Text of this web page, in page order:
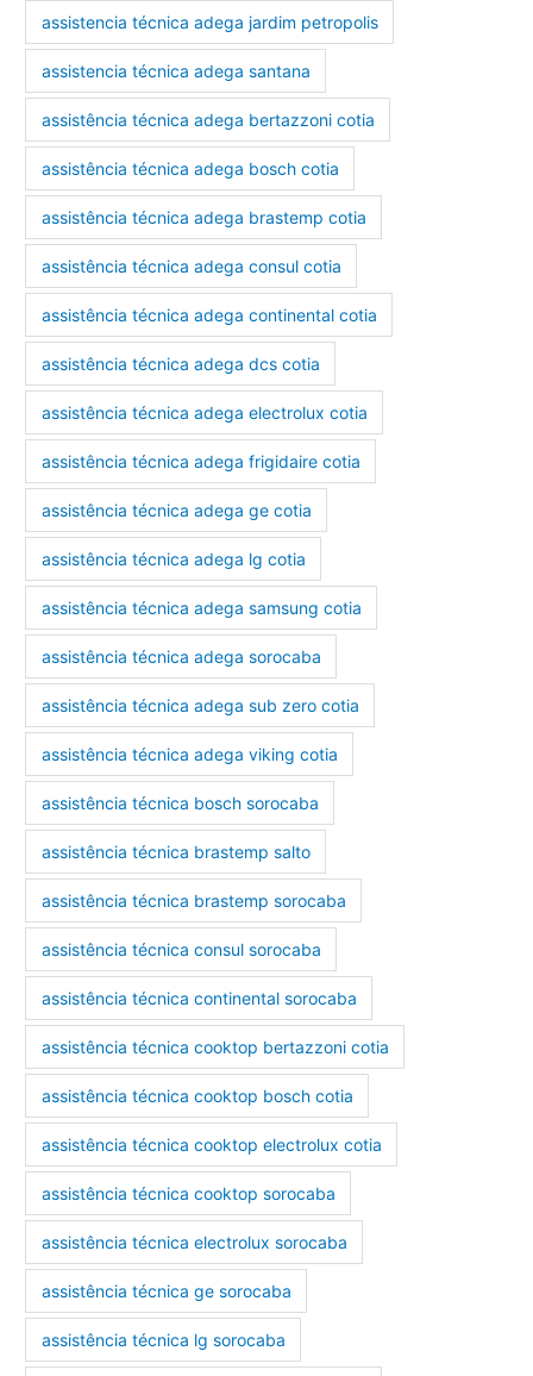
assistencia técnica adega jardim petropolis
assistencia técnica adega santana
assistência técnica adega bertazzoni cotia
assistência técnica adega bosch cotia
assistência técnica adega brastemp cotia
assistência técnica adega consul cotia
assistência técnica adega continental cotia
assistência técnica adega dcs cotia
assistência técnica adega electrolux cotia
assistência técnica adega frigidaire cotia
assistência técnica adega ge cotia
assistência técnica adega lg cotia
assistência técnica adega samsung cotia
assistência técnica adega sorocaba
assistência técnica adega sub zero cotia
assistência técnica adega viking cotia
assistência técnica bosch sorocaba
assistência técnica brastemp salto
assistência técnica brastemp sorocaba
assistência técnica consul sorocaba
assistência técnica continental sorocaba
assistência técnica cooktop bertazzoni cotia
assistência técnica cooktop bosch cotia
assistência técnica cooktop electrolux cotia
assistência técnica cooktop sorocaba
assistência técnica electrolux sorocaba
assistência técnica ge sorocaba
assistência técnica lg sorocaba